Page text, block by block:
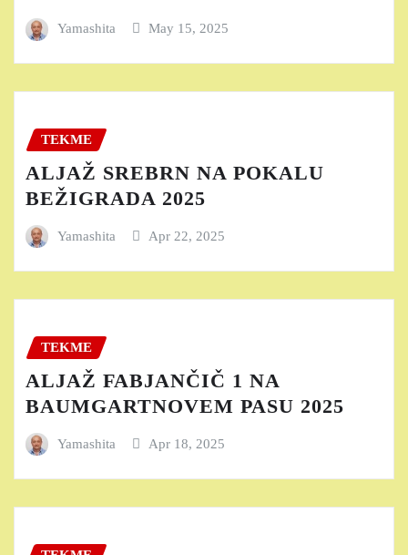
Yamashita May 15, 2025
TEKME
ALJAŽ SREBRN NA POKALU
BEŽIGRADA 2025
Yamashita Apr 22, 2025
TEKME
ALJAŽ FABJANČIČ 1 NA
BAUMGARTNOVEM PASU 2025
Yamashita Apr 18, 2025